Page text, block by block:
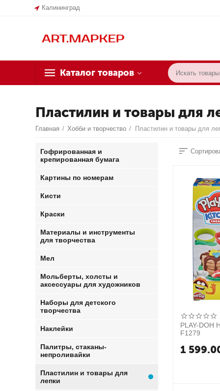
Калининград
Каталог товаров
Пластилин и товары для
Главная / Хобби и творчество / Пластилин и товары для
PLAY-DOH
F1279
1
Гофрированная и
крепированная бумага
Картины по номерам
Кисти
Краски
Материалы и инструменты
для творчества
Мел
Мольберты, холсты и
аксессуары для художников
Наборы для детского
творчества
Наклейки
Палитры, стаканы-
непроливайки
Пластилин и товары для
лепки